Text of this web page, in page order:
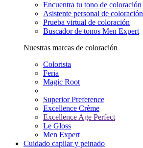
Encuentra tu tono de coloración
Asistente personal de coloración
Prueba virtual de coloración
Buscador de tonos Men Expert
Nuestras marcas de coloración
Colorista
Feria
Magic Root
Superior Preference
Excellence Crème
Excellence Age Perfect
Le Gloss
Men Expert
Cuidado capilar y peinado